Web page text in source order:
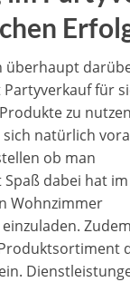
überhaupt
für
zu nutzen
natürlich
ob man
dabei hat im
Wohnzimmer
Zudem